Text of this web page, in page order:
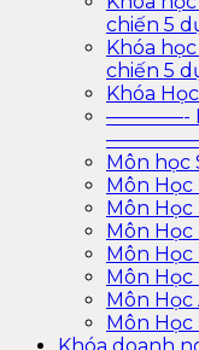
chiến 5
Khóa
chiến 5
Khóa
————-
Môn học
Môn Học
Môn Học
Môn
Môn Học
Môn Học
Môn Học
Môn Học